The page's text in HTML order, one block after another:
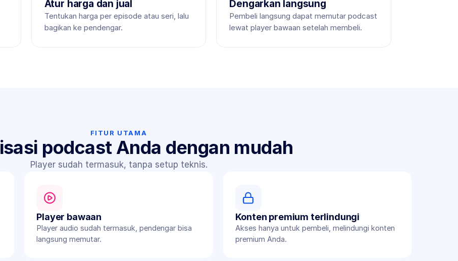
Atur harga dan jual
Tentukan harga per episode atau seri, lalu
bagikan ke pendengar.
Dengarkan langsung
Pembeli langsung dapat memutar podcast
lewat player bawaan setelah membeli.
FITUR UTAMA
podcast Anda dengan mudah
Player sudah termasuk, tanpa setup teknis.
Player bawaan
Player audio sudah termasuk, pendengar bisa
langsung memutar.
Konten premium terlindungi
Akses hanya untuk pembeli, melindungi konten
premium Anda.